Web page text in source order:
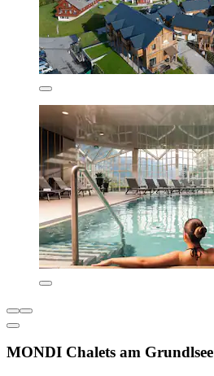
MONDI Chalets am Grundlsee